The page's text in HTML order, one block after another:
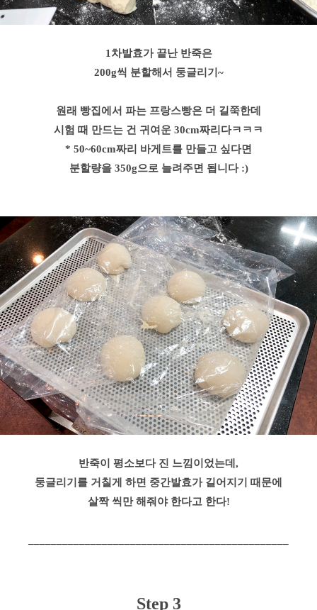
1차발효가 끝난 반죽은
200g씩 분할해서 둥글리기~
원래 빵집에서 파는 프랑스빵은 더 길쭉한데
시험 때 만드는 건 귀여운 30cm짜리다ㅋㅋㅋ
* 50~60cm짜리 바게트를 만들고 싶다면
분할량을 350g으로 늘려주면 됩니다 :)
반죽이 평소보다 진 느낌이었는데,
둥글리기를 거칠게 하면 중간발효가 길어지기 때문에
살짝 씩만 해줘야 한다고 한다!
Step 3